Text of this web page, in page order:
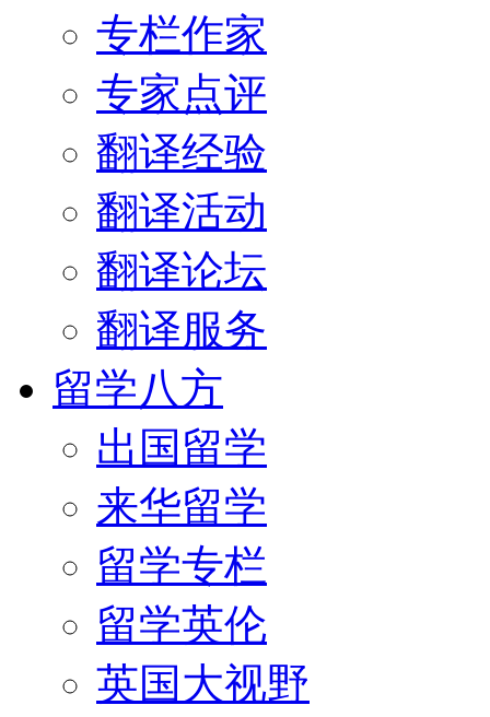
专栏作家
专家点评
翻译经验
翻译活动
翻译论坛
翻译服务
留学八方
出国留学
来华留学
留学专栏
留学英伦
英国大视野